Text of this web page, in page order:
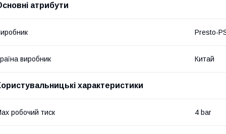
атрибути
Presto-
виробник Китай
характеристики
робочий тиск 4 bar